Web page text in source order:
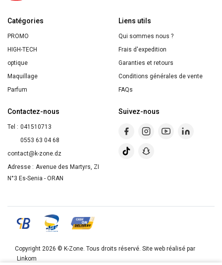
parfum
'Scandal'
-
3
Pièces
Catégories
PROMO
HIGH-TECH
optique
Maquillage
Parfum
Liens utils
Qui sommes nous ?
Frais d'expedition
Garanties et retours
Conditions générales de vente
FAQs
Contactez-nous
Tel : 041510713
0553 63 04 68
contact@k-zone.dz
Adresse : Avenue des Martyrs, ZI
N°3 Es-Senia - ORAN
Suivez-nous
Copyright 2026 © K-Zone. Tous droits réservé. Site web réalisé par
Linkom